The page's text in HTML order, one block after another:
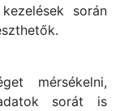
során
mérsékelni,
sorát is